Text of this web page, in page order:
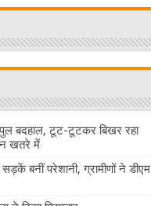
बदहाल, टूट-टूटकर बिखर रहा
खतरे में
बनीं परेशानी, ग्रामीणों ने डीएम